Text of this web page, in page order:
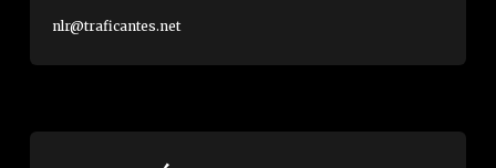
nlr@traficantes.net